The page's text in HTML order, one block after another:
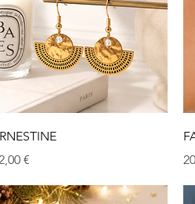
Aperçu rapide
€